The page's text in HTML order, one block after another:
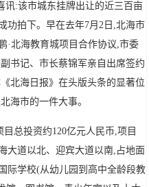
讯:该市城东挂牌出让的近三百亩
功拍下。早在去年7月2日,北海市
·北海教育城项目合作协议,市委
书记、市长蔡锦军亲自出席签约
北海日报》在头版头条的显著位
海市的一件大事。
总投资约120亿元人民币,项目
大道以北、迎宾大道以南,占地面
际学校(从幼儿园到高中全龄段教